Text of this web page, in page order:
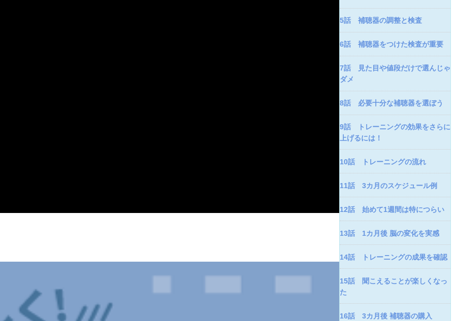
5話 補聴器の調整と検査
6話 補聴器をつけた検査が重要
7話 見た目や値段だけで選んじゃ
ダメ
8話 必要十分な補聴器を選ぼう
9話 トレーニングの効果をさらに
上げるには！
10話 トレーニングの流れ
11話 3カ月のスケジュール例
12話 始めて1週間は特につらい
13話 1カ月後 脳の変化を実感
14話 トレーニングの成果を確認
15話 聞こえることが楽しくなっ
た
16話 3カ月後 補聴器の購入